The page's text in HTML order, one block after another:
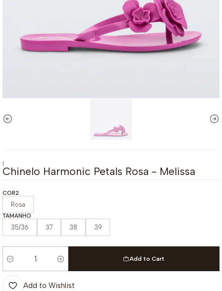
|
Chinelo Harmonic Petals Rosa - Melissa
COR2
Rosa
TAMANHO
35/36 37 38 39
Quantity
Add to Cart
Add to Wishlist